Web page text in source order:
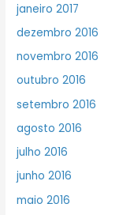
janeiro 2017
dezembro 2016
novembro 2016
outubro 2016
setembro 2016
agosto 2016
julho 2016
junho 2016
maio 2016